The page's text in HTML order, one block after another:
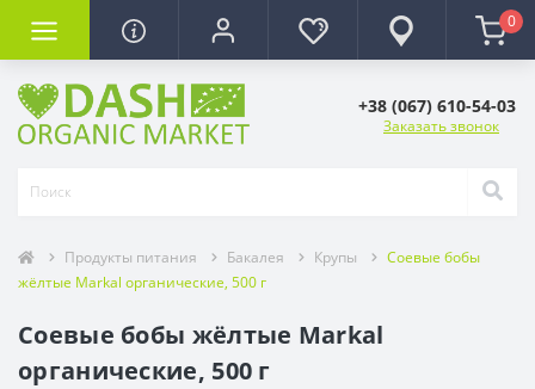
0
+38 (067) 610-54-03
Заказать звонок
Продукты питания Бакалея Крупы
Соевые бобы
жёлтые Markal органические, 500 г
Соевые бобы жёлтые Markal
органические, 500 г